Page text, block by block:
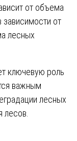
от объема
от
лесных
ключевую роль
важным
лесных
лесов.